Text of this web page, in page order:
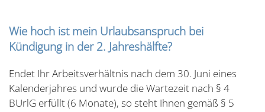
Wie hoch ist mein Urlaubsanspruch bei
Kündigung in der 2. Jahreshälfte?
Endet Ihr Arbeitsverhältnis nach dem 30. Juni eines
Kalenderjahres und wurde die Wartezeit nach § 4
BUrlG erfüllt (6 Monate), so steht Ihnen gemäß § 5